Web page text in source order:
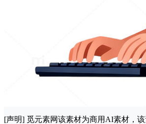
[声明] 觅元素网该素材为商用AI素材，